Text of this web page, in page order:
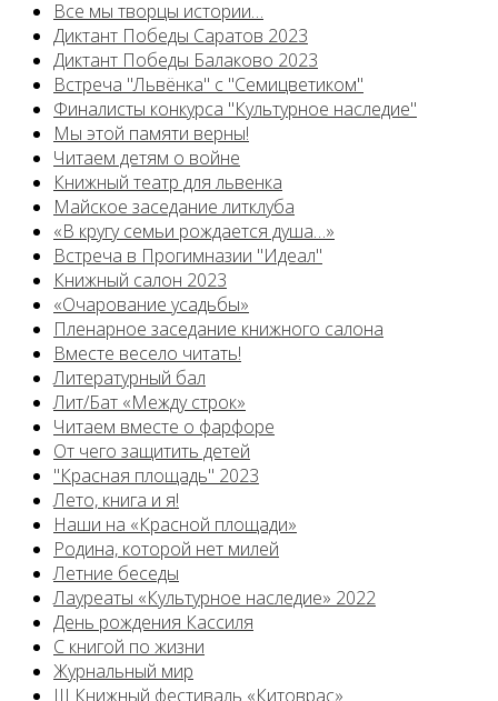
Все мы творцы истории…
Диктант Победы Саратов 2023
Диктант Победы Балаково 2023
Встреча "Львёнка" с "Семицветиком"
Финалисты конкурса "Культурное наследие"
Мы этой памяти верны!
Читаем детям о войне
Книжный театр для львенка
Майское заседание литклуба
«В кругу семьи рождается душа…»
Встреча в Прогимназии "Идеал"
Книжный салон 2023
«Очарование усадьбы»
Пленарное заседание книжного салона
Вместе весело читать!
Литературный бал
Лит/Бат «Между строк»
Читаем вместе о фарфоре
От чего защитить детей
"Красная площадь" 2023
Лето, книга и я!
Наши на «Красной площади»
Родина, которой нет милей
Летние беседы
Лауреаты «Культурное наследие» 2022
День рождения Кассиля
С книгой по жизни
Журнальный мир
III Книжный фестиваль «Китоврас»